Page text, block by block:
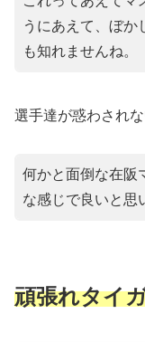
うにあえて、ぼか
も知れませんね。
選手達が惑わされ
何かと面倒な在阪
な感じで良いと思
頑張れタイ